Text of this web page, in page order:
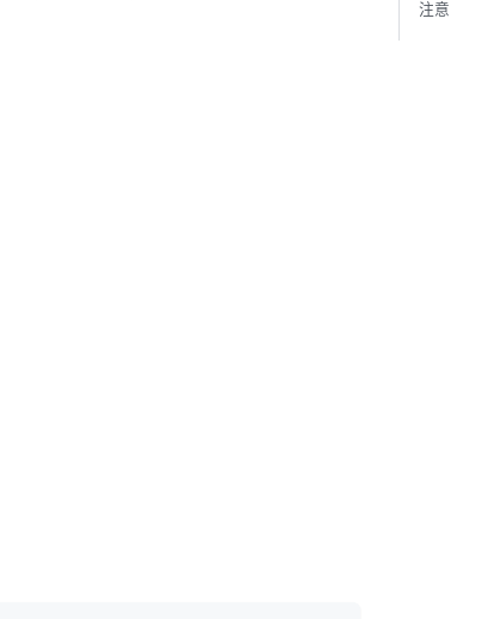
注意